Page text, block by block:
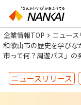
企業情報TOP
ニュース
和歌山市の歴史を学び
市って何？周遊パス」の
ニュースリリース